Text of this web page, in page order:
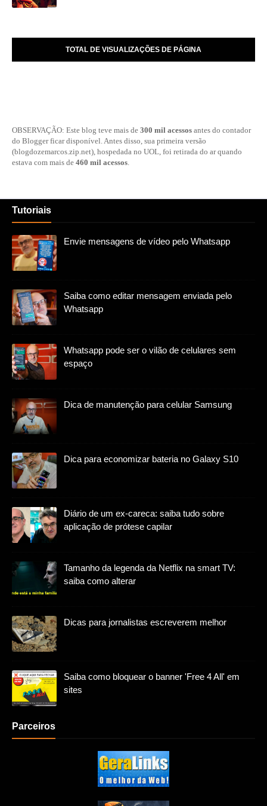
TOTAL DE VISUALIZAÇÕES DE PÁGINA
OBSERVAÇÃO: Este blog teve mais de 300 mil acessos antes do contador
do Blogger ficar disponível. Antes disso, sua primeira versão
(blogdozemarcos.zip.net), hospedada no UOL, foi retirada do ar quando
estava com mais de 460 mil acessos.
Tutoriais
Envie mensagens de vídeo pelo Whatsapp
Saiba como editar mensagem enviada pelo
Whatsapp
Whatsapp pode ser o vilão de celulares sem
espaço
Dica de manutenção para celular Samsung
Dica para economizar bateria no Galaxy S10
Diário de um ex-careca: saiba tudo sobre
aplicação de prótese capilar
Tamanho da legenda da Netflix na smart TV:
saiba como alterar
Dicas para jornalistas escreverem melhor
Saiba como bloquear o banner 'Free 4 All' em
sites
Parceiros